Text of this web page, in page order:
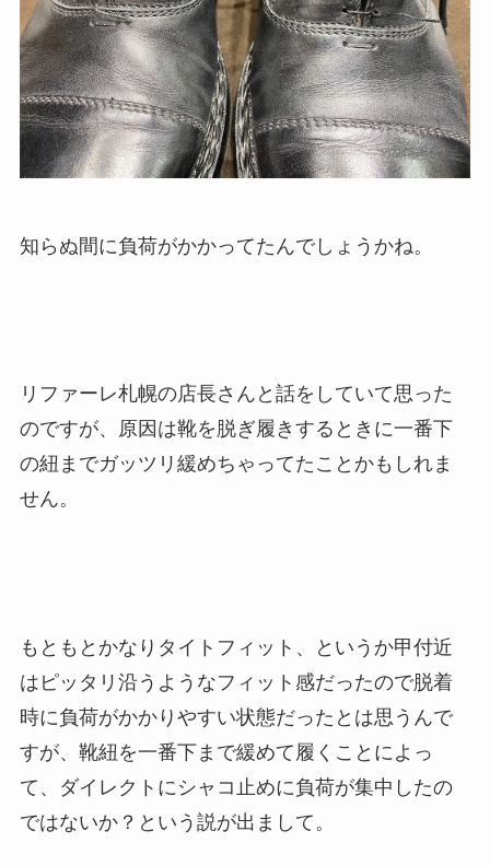
知らぬ間に負荷がかかってたんでしょうかね。
リファーレ札幌の店長さんと話をしていて思った
のですが、原因は靴を脱ぎ履きするときに一番下
の紐までガッツリ緩めちゃってたことかもしれま
せん。
もともとかなりタイトフィット、というか甲付近
はピッタリ沿うようなフィット感だったので脱着
時に負荷がかかりやすい状態だったとは思うんで
すが、靴紐を一番下まで緩めて履くことによっ
て、ダイレクトにシャコ止めに負荷が集中したの
ではないか？という説が出まして。